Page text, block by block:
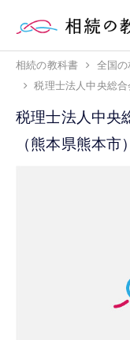
相続の教科書 全国
税理士法人中央総
税理士法人中
（熊本県熊本市）